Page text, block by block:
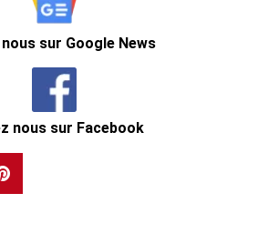
sur Google News
nous sur Facebook